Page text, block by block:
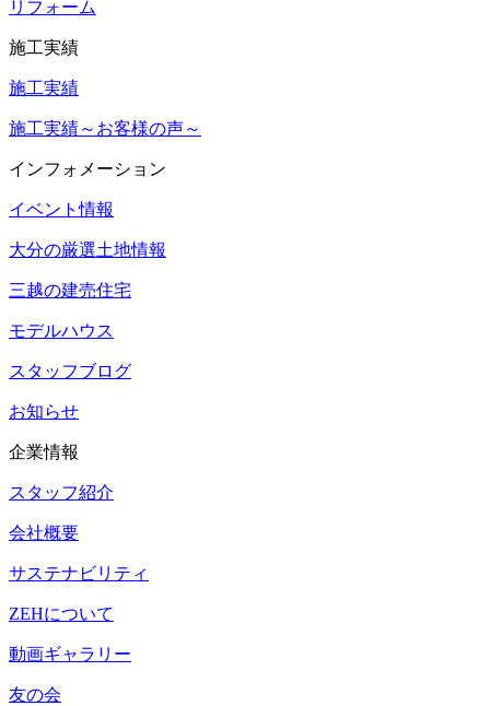
リフォーム
施工実績
施工実績
施工実績～お客様の声～
インフォメーション
イベント情報
大分の厳選土地情報
三越の建売住宅
モデルハウス
スタッフブログ
お知らせ
企業情報
スタッフ紹介
会社概要
サステナビリティ
ZEHについて
動画ギャラリー
友の会